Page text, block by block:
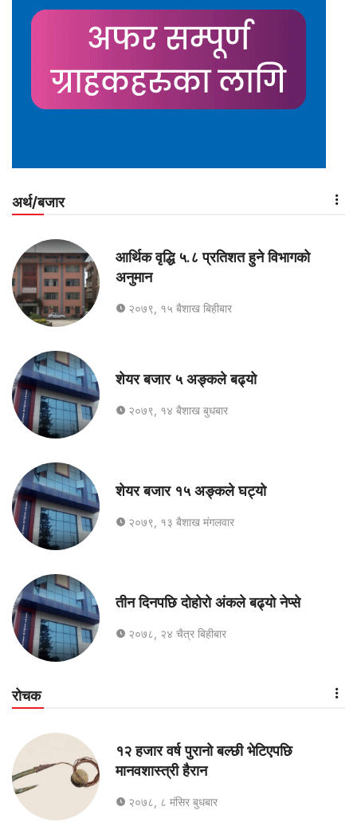
अर्थ/बजार
आर्थिक वृद्धि ५.८ प्रतिशत हुने विभागको
अनुमान
२०७९, १५ बैशाख बिहीबार
शेयर बजार ५ अङ्कले बढ्यो
२०७९, १४ बैशाख बुधबार
शेयर बजार १५ अङ्कले घट्यो
२०७९, १३ बैशाख मंगलवार
तीन दिनपछि दोहोरो अंकले बढ्यो नेप्से
२०७८, २४ चैत्र बिहीबार
रोचक
१२ हजार वर्ष पुरानो बल्छी भेटिएपछि
मानवशास्त्री हैरान
२०७८, ८ मंसिर बुधबार